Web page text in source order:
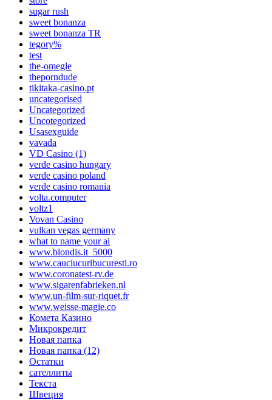
sugar rush
sweet bonanza
sweet bonanza TR
tegory%
test
the-omegle
theporndude
tikitaka-casino.pt
uncategorised
Uncategorized
Uncotegorized
Usasexguide
vavada
VD Casino (1)
verde casino hungary
verde casino poland
verde casino romania
volta.computer
voltz1
Vovan Casino
vulkan vegas germany
what to name your ai
www.blondis.it_5000
www.cauciucuribucuresti.ro
www.coronatest-rv.de
www.sigarenfabrieken.nl
www.un-film-sur-riquet.fr
www.weisse-magie.co
Комета Казино
Микрокредит
Новая папка
Новая папка (12)
Остатки
сателлиты
Текста
Швеция